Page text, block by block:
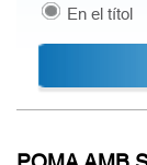
En el títol